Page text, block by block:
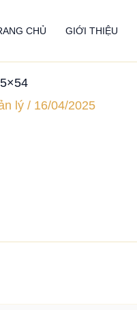
CHỦ GIỚI THIỆU
lý / 16/04/2025